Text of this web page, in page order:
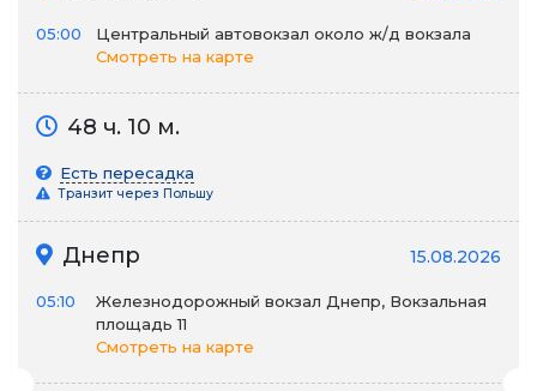
05:00
Центральный автовокзал около ж/д вокзала
Смотреть на карте
48 ч. 10 м.
Есть пересадка
Транзит через Польшу
Днепр 15.08.2026
05:10
Железнодорожный вокзал Днепр, Вокзальная
площадь 11
Смотреть на карте